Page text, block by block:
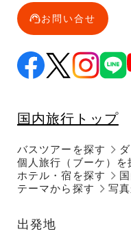
お問い合せ
国内旅行トップ
バスツアーを探す
個人旅行（ブーケ）を
ホテル・宿を探す
テーマから探す
写
出発地